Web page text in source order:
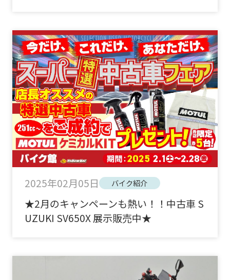
2025年02月05日 バイク紹介
★2月のキャンペーンも熱い！！中古車 S
UZUKI SV650X 展示販売中★